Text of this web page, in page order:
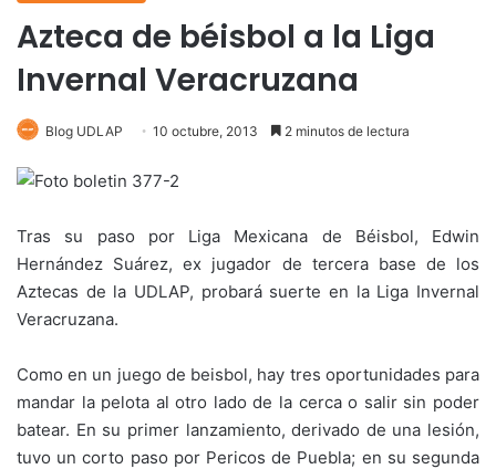
Azteca de béisbol a la Liga
Invernal Veracruzana
Blog UDLAP 10 octubre, 2013 2 minutos de lectura
Tras su paso por Liga Mexicana de Béisbol, Edwin
Hernández Suárez, ex jugador de tercera base de los
Aztecas de la UDLAP, probará suerte en la Liga Invernal
Veracruzana.
Como en un juego de beisbol, hay tres oportunidades para
mandar la pelota al otro lado de la cerca o salir sin poder
batear. En su primer lanzamiento, derivado de una lesión,
tuvo un corto paso por Pericos de Puebla; en su segunda